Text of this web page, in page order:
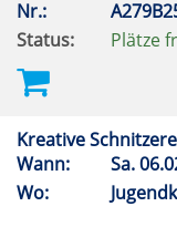
Nr.:
Status:
Plätze
Kreative
Wann:
Sa.
Wo: